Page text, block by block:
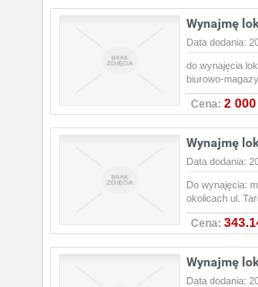
Wynajmę
Data dodania:
do wynajęcia
biurowo-
Cena: 2 000
Wynajmę
Data dodania:
Do wynajęcia:
okolicach ul.
Cena:
Wynajmę
Data dodania: